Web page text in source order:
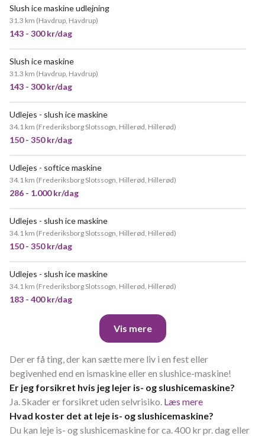
Slush ice maskine udlejning
31.3 km (Havdrup, Havdrup)
143 - 300 kr/dag
Slush ice maskine
31.3 km (Havdrup, Havdrup)
143 - 300 kr/dag
Udlejes - slush ice maskine
34.1 km (Frederiksborg Slotssogn, Hillerød, Hillerød)
150 - 350 kr/dag
Udlejes - softice maskine
34.1 km (Frederiksborg Slotssogn, Hillerød, Hillerød)
286 - 1.000 kr/dag
Udlejes - slush ice maskine
34.1 km (Frederiksborg Slotssogn, Hillerød, Hillerød)
150 - 350 kr/dag
Udlejes - slush ice maskine
34.1 km (Frederiksborg Slotssogn, Hillerød, Hillerød)
183 - 400 kr/dag
Vis mere
Der er få ting, der kan sætte mere liv i en fest eller
begivenhed end en ismaskine eller en slushice-maskine!
Er jeg forsikret hvis jeg lejer is- og slushicemaskine?
Ja. Skader er forsikret uden selvrisiko. Læs mere
Hvad koster det at leje is- og slushicemaskine?
Du kan leje is- og slushicemaskine for ca. 400 kr pr. dag eller